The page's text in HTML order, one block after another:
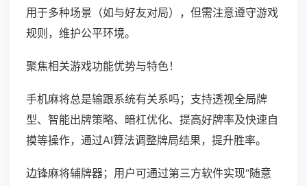
用于多种场景（如与好友对局），但需注意遵守游戏
规则，维护公平环境。
聚焦相关游戏功能优势与特色！
手机麻将总是输跟系统有关系吗；支持透视全局牌
型、智能出牌策略、暗杠优化、提高好牌率及快速自
摸等操作，通过AI算法调整牌局结果，提升胜率。
边锋麻将辅牌器；用户可通过第三方软件实现“随意